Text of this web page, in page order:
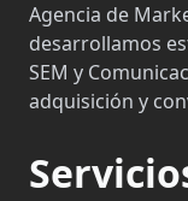
Agencia de
desarrollamos
SEM y
adquisición y